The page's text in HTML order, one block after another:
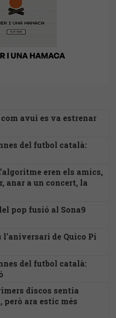
avui es va estrenar
del futbol català:
eren els amics,
anar a un concert, la
pop fusió al Sona9
l'aniversari de Quico Pi
del futbol català:
discos sentia
ara estic més